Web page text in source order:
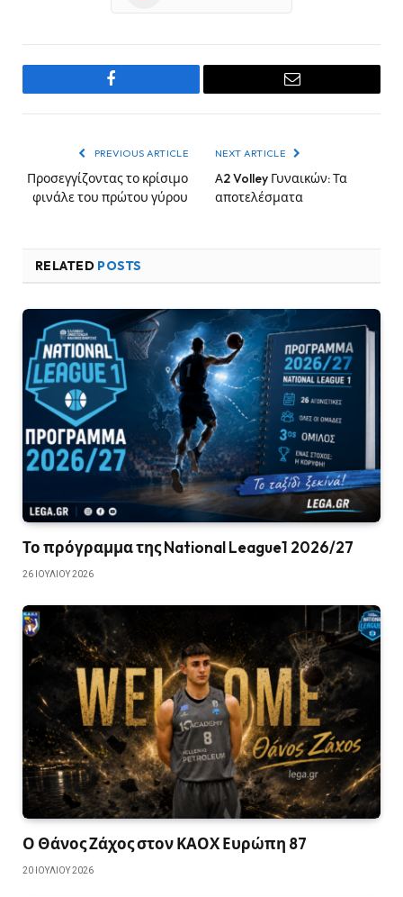
Facebook Email
PREVIOUS ARTICLE
Προσεγγίζοντας το κρίσιμο
φινάλε του πρώτου γύρου
NEXT ARTICLE
Α2 Volley Γυναικών: Τα
αποτελέσματα
RELATED POSTS
Το πρόγραμμα της National League1 2026/27
26 ΙΟΥΛΊΟΥ 2026
Ο Θάνος Ζάχος στον ΚΑΟΧ Ευρώπη 87
20 ΙΟΥΛΊΟΥ 2026